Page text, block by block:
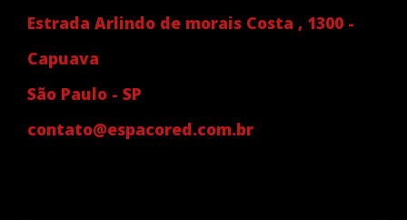
Estrada Arlindo de morais Costa , 1300 -
Capuava
São Paulo - SP
contato@espacored.com.br